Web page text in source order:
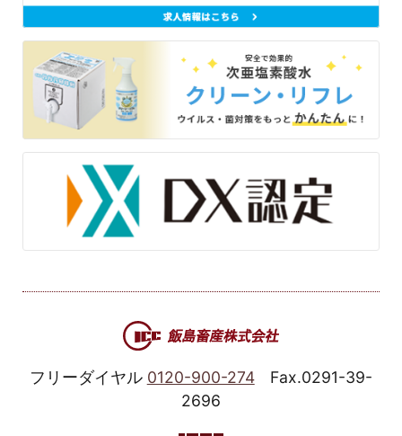
フリーダイヤル 0120-900-274
Fax.0291-39-
2696